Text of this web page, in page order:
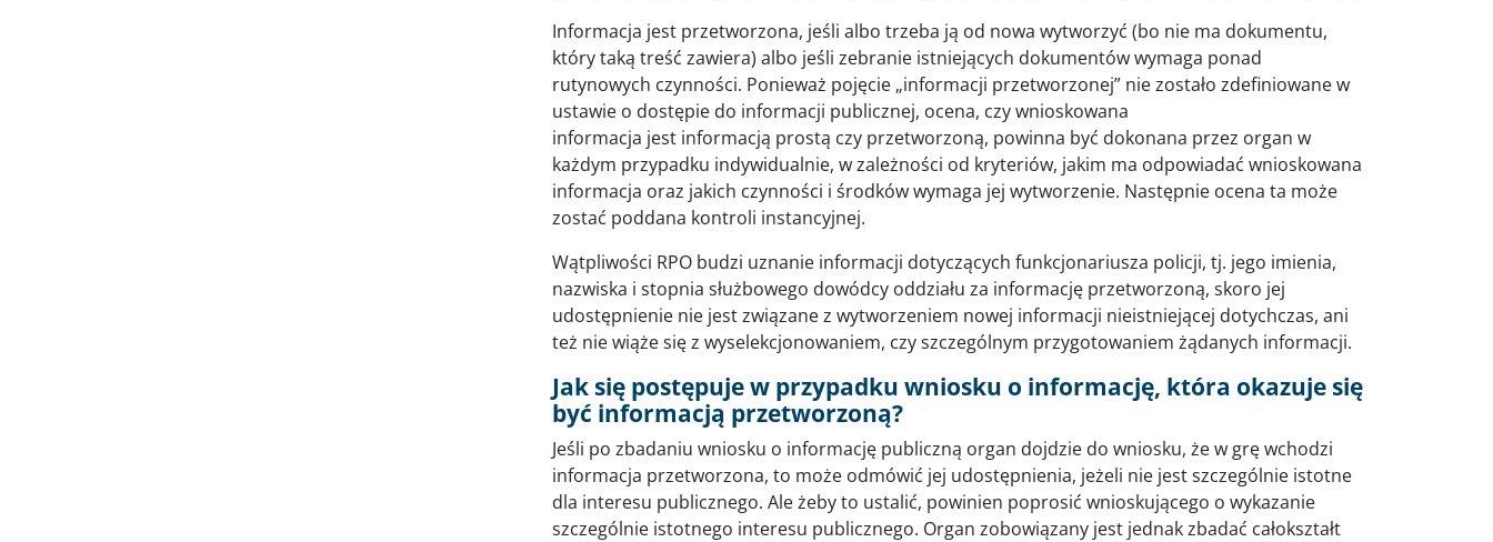
Informacja jest przetworzona, jeśli albo trzeba ją od nowa wytworzyć (bo nie ma dokumentu,
który taką treść zawiera) albo jeśli zebranie istniejących dokumentów wymaga ponad
rutynowych czynności. Ponieważ pojęcie „informacji przetworzonej” nie zostało zdefiniowane w
ustawie o dostępie do informacji publicznej, ocena, czy wnioskowana
informacja jest informacją prostą czy przetworzoną, powinna być dokonana przez organ w
każdym przypadku indywidualnie, w zależności od kryteriów, jakim ma odpowiadać wnioskowana
informacja oraz jakich czynności i środków wymaga jej wytworzenie. Następnie ocena ta może
zostać poddana kontroli instancyjnej.
Wątpliwości RPO budzi uznanie informacji dotyczących funkcjonariusza policji, tj. jego imienia,
nazwiska i stopnia służbowego dowódcy oddziału za informację przetworzoną, skoro jej
udostępnienie nie jest związane z wytworzeniem nowej informacji nieistniejącej dotychczas, ani
też nie wiąże się z wyselekcjonowaniem, czy szczególnym przygotowaniem żądanych informacji.
Jak się postępuje w przypadku wniosku o informację, która okazuje się
być informacją przetworzoną?
Jeśli po zbadaniu wniosku o informację publiczną organ dojdzie do wniosku, że w grę wchodzi
informacja przetworzona, to może odmówić jej udostępnienia, jeżeli nie jest szczególnie istotne
dla interesu publicznego. Ale żeby to ustalić, powinien poprosić wnioskującego o wykazanie
szczególnie istotnego interesu publicznego. Organ zobowiązany jest jednak zbadać całokształt